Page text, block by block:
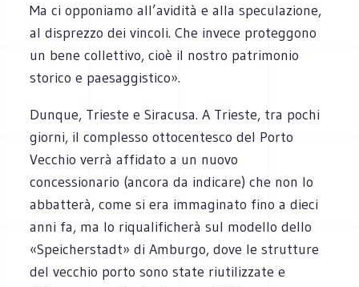
Ma ci opponiamo all’avidità e alla speculazione,
al disprezzo dei vincoli. Che invece proteggono
un bene collettivo, cioè il nostro patrimonio
storico e paesaggistico».
Dunque, Trieste e Siracusa. A Trieste, tra pochi
giorni, il complesso ottocentesco del Porto
Vecchio verrà affidato a un nuovo
concessionario (ancora da indicare) che non lo
abbatterà, come si era immaginato fino a dieci
anni fa, ma lo riqualificherà sul modello dello
«Speicherstadt» di Amburgo, dove le strutture
del vecchio porto sono state riutilizzate e